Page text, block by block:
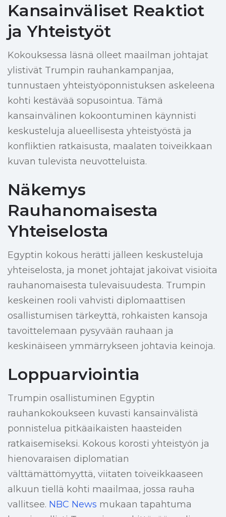
Kansainväliset Reaktiot
ja Yhteistyöt
Kokouksessa läsnä olleet maailman johtajat
ylistivät Trumpin rauhankampanjaa,
tunnustaen yhteistyöponnistuksen askeleena
kohti kestävää sopusointua. Tämä
kansainvälinen kokoontuminen käynnisti
keskusteluja alueellisesta yhteistyöstä ja
konfliktien ratkaisusta, maalaten toiveikkaan
kuvan tulevista neuvotteluista.
Näkemys
Rauhanomaisesta
Yhteiselosta
Egyptin kokous herätti jälleen keskusteluja
yhteiselosta, ja monet johtajat jakoivat visioita
rauhanomaisesta tulevaisuudesta. Trumpin
keskeinen rooli vahvisti diplomaattisen
osallistumisen tärkeyttä, rohkaisten kansoja
tavoittelemaan pysyvään rauhaan ja
keskinäiseen ymmärrykseen johtavia keinoja.
Loppuarviointia
Trumpin osallistuminen Egyptin
rauhankokoukseen kuvasti kansainvälistä
ponnistelua pitkäaikaisten haasteiden
ratkaisemiseksi. Kokous korosti yhteistyön ja
hienovaraisen diplomatian
välttämättömyyttä, viitaten toiveikkaaseen
alkuun tiellä kohti maailmaa, jossa rauha
vallitsee. NBC News mukaan tapahtuma